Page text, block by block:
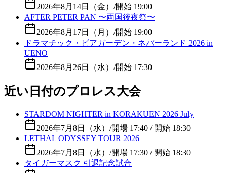
2026年8月14日（金） /開始 19:00
AFTER PETER PAN 〜両国後夜祭〜
2026年8月17日（月） /開始 19:00
ドラマチック・ビアガーデン・ネバーランド 2026 in
UENO
2026年8月26日（水） /開始 17:30
近い日付のプロレス大会
STARDOM NIGHTER in KORAKUEN 2026 July
2026年7月8日（水） /開場 17:40 / 開始 18:30
LETHAL ODYSSEY TOUR 2026
2026年7月8日（水） /開場 17:30 / 開始 18:30
タイガーマスク 引退記念試合